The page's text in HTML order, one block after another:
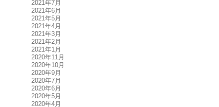
2021年7月
2021年6月
2021年5月
2021年4月
2021年3月
2021年2月
2021年1月
2020年11月
2020年10月
2020年9月
2020年7月
2020年6月
2020年5月
2020年4月